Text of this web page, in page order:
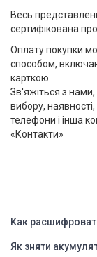
Весь
сертифікована
Оплату покупки
способом,
карткою.
Зв'яжіться з
вибору,
телефони і інша
«Контакти»
Как
Як зняти